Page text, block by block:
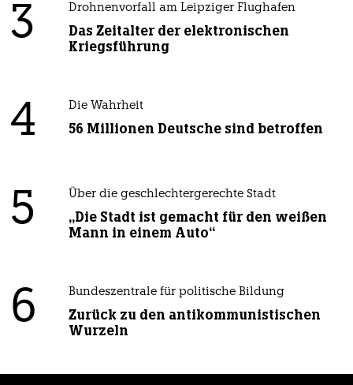
3 Drohnenvorfall am Leipziger Flughafen
Das Zeitalter der elektronischen
Kriegsführung
4 Die Wahrheit
56 Millionen Deutsche sind betroffen
5 Über die geschlechtergerechte Stadt
„Die Stadt ist gemacht für den weißen
Mann in einem Auto“
6 Bundeszentrale für politische Bildung
Zurück zu den antikommunistischen
Wurzeln